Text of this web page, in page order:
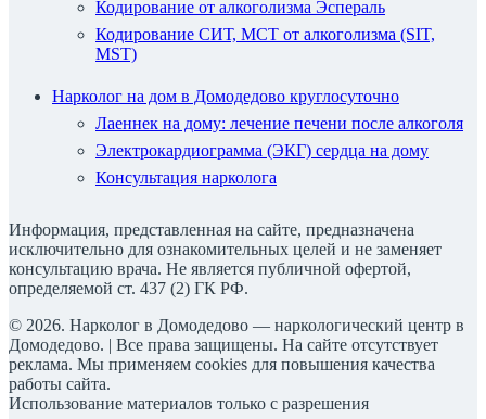
Кодирование от алкоголизма Эспераль
Кодирование СИТ, МСТ от алкоголизма (SIT,
MST)
Нарколог на дом в Домодедово круглосуточно
Лаеннек на дому: лечение печени после алкоголя
Электрокардиограмма (ЭКГ) сердца на дому
Консультация нарколога
Информация, представленная на сайте, предназначена
исключительно для ознакомительных целей и не заменяет
консультацию врача. Не является публичной офертой,
определяемой ст. 437 (2) ГК РФ.
© 2026. Нарколог в Домодедово — наркологический центр в
Домодедово. | Все права защищены. На сайте отсутствует
реклама. Мы применяем cookies для повышения качества
работы сайта.
Использование материалов только с разрешения